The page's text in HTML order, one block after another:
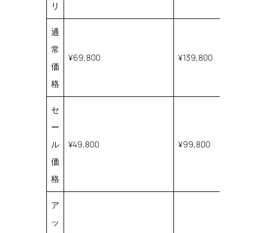
リ
通
常
価
格
¥69,800 ¥139,800
セ
ー
ル
価
格
¥49,800 ¥99,800
ア
ッ